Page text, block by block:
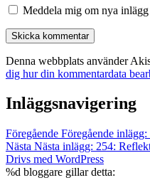
Meddela mig om nya
Denna webbplats använder
dig hur din kommentardata
Inläggsnavigering
Föregående Föregående inlägg:
Nästa Nästa inlägg: 254:
Drivs med WordPress
%d bloggare gillar detta: